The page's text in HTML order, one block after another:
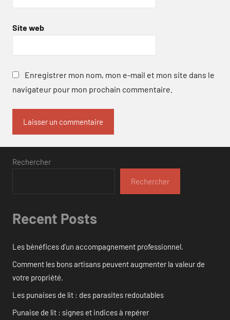
Site web
Enregistrer mon nom, mon e-mail et mon site dans le
navigateur pour mon prochain commentaire.
Rechercher
Rechercher
Recent Posts
Les bénéfices d’un accompagnement professionnel.
Comment les bons artisans peuvent augmenter la valeur de
votre propriété.
Les punaises de lit : des parasites redoutables
Punaise de lit : signes et indices à repérer